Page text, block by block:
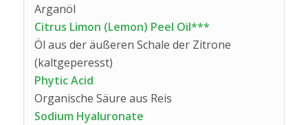
Arganöl
Citrus Limon (Lemon) Peel Oil***
Öl aus der äußeren Schale der Zitrone
(kaltgeperesst)
Phytic Acid
Organische Säure aus Reis
Sodium Hyaluronate